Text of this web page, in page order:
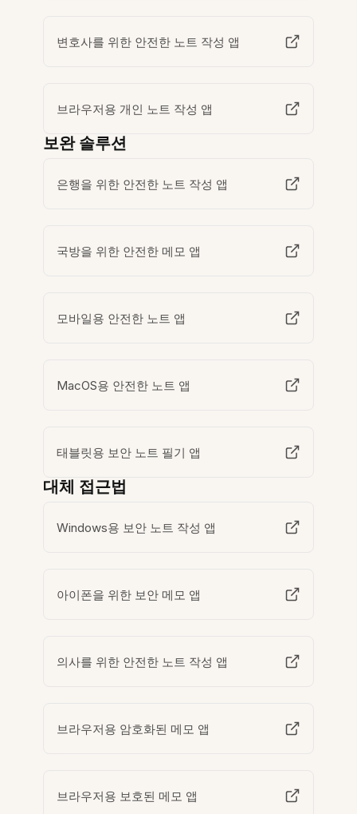
변호사를 위한 안전한 노트 작성 앱
브라우저용 개인 노트 작성 앱
보완 솔루션
은행을 위한 안전한 노트 작성 앱
국방을 위한 안전한 메모 앱
모바일용 안전한 노트 앱
MacOS용 안전한 노트 앱
태블릿용 보안 노트 필기 앱
대체 접근법
Windows용 보안 노트 작성 앱
아이폰을 위한 보안 메모 앱
의사를 위한 안전한 노트 작성 앱
브라우저용 암호화된 메모 앱
브라우저용 보호된 메모 앱